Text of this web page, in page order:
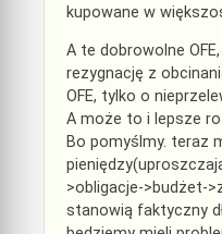
kupowane w
A te dobrowolne
rezygnację z
OFE, tylko o
A może to i lepsze
Bo pomyślmy. teraz
>obligacje->budżet-
stanowią faktyczny